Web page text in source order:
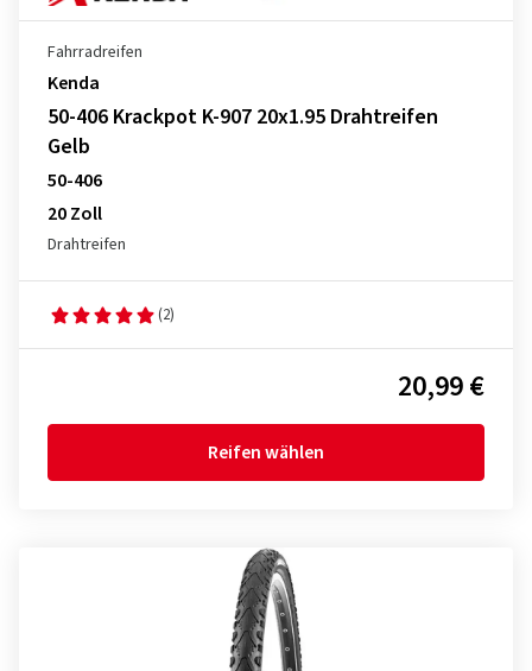
Fahrradreifen
Kenda
50-406 Krackpot K-907 20x1.95 Drahtreifen
Gelb
50-406
20 Zoll
Drahtreifen
(2)
20,99 €
Reifen wählen